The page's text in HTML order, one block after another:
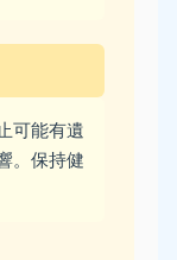
可能有遺
。保持健